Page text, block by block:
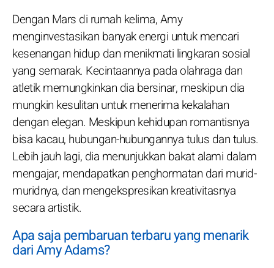
Dengan Mars di rumah kelima, Amy
menginvestasikan banyak energi untuk mencari
kesenangan hidup dan menikmati lingkaran sosial
yang semarak. Kecintaannya pada olahraga dan
atletik memungkinkan dia bersinar, meskipun dia
mungkin kesulitan untuk menerima kekalahan
dengan elegan. Meskipun kehidupan romantisnya
bisa kacau, hubungan-hubungannya tulus dan tulus.
Lebih jauh lagi, dia menunjukkan bakat alami dalam
mengajar, mendapatkan penghormatan dari murid-
muridnya, dan mengekspresikan kreativitasnya
secara artistik.
Apa saja pembaruan terbaru yang menarik
dari Amy Adams?